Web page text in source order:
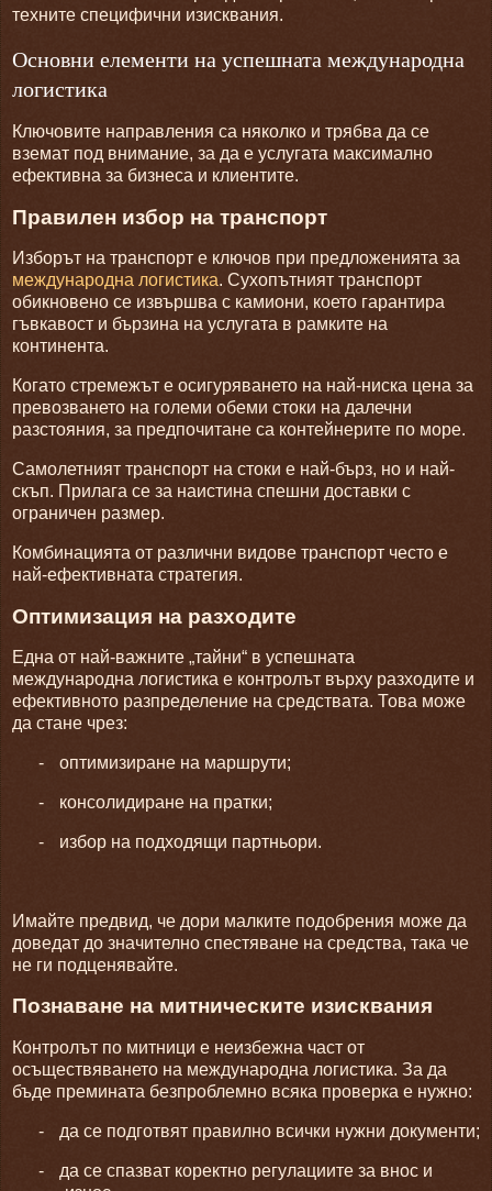
техните специфични изисквания.
Основни елементи на успешната международна
логистика
Ключовите направления са няколко и трябва да се
вземат под внимание, за да е услугата максимално
ефективна за бизнеса и клиентите.
Правилен избор на транспорт
Изборът на транспорт е ключов при предложенията за
международна логистика. Сухопътният транспорт
обикновено се извършва с камиони, което гарантира
гъвкавост и бързина на услугата в рамките на
континента.
Когато стремежът е осигуряването на най-ниска цена за
превозването на големи обеми стоки на далечни
разстояния, за предпочитане са контейнерите по море.
Самолетният транспорт на стоки е най-бърз, но и най-
скъп. Прилага се за наистина спешни доставки с
ограничен размер.
Комбинацията от различни видове транспорт често е
най-ефективната стратегия.
Оптимизация на разходите
Една от най-важните „тайни“ в успешната
международна логистика е контролът върху разходите и
ефективното разпределение на средствата. Това може
да стане чрез:
- оптимизиране на маршрути;
- консолидиране на пратки;
- избор на подходящи партньори.
Имайте предвид, че дори малките подобрения може да
доведат до значително спестяване на средства, така че
не ги подценявайте.
Познаване на митническите изисквания
Контролът по митници е неизбежна част от
осъществяването на международна логистика. За да
бъде премината безпроблемно всяка проверка е нужно:
- да се подготвят правилно всички нужни документи;
-
да се спазват коректно регулациите за внос и